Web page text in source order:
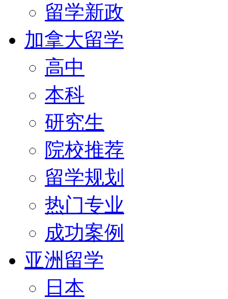
留学新政
加拿大留学
高中
本科
研究生
院校推荐
留学规划
热门专业
成功案例
亚洲留学
日本